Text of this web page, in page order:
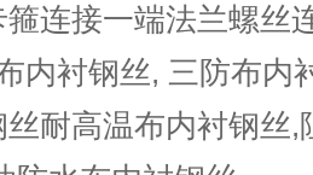
连接一端法兰螺丝
内衬钢丝, 三防布内
耐高温布内衬钢丝